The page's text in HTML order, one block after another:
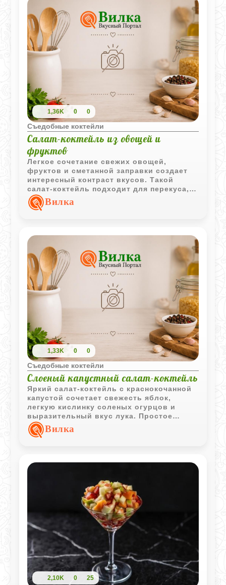
1,36K 0 0
Съедобные коктейли
Салат-коктейль из овощей и
фруктов
Легкое сочетание свежих овощей,
фруктов и сметанной заправки создает
интересный контраст вкусов. Такой
салат-коктейль подходит для перекуса,
легкого завтрака или дополнения к
основному блюду.
Вилка
1,33K 0 0
Съедобные коктейли
Слоеный капустный салат-коктейль
Яркий салат-коктейль с краснокочанной
капустой сочетает свежесть яблок,
легкую кислинку соленых огурцов и
выразительный вкус лука. Простое
блюдо с интересной текстурой и
красивой подачей.
Вилка
2,10K 0 25